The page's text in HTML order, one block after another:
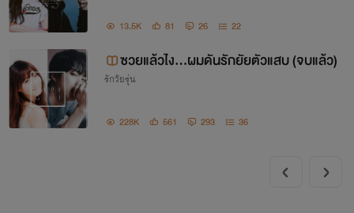
13.5K 81 26 22
ซวยแล้วไง...ผมดันรักยัยตัวแสบ (จบแล้ว)
รักวัยรุ่น
228K 561 293 36